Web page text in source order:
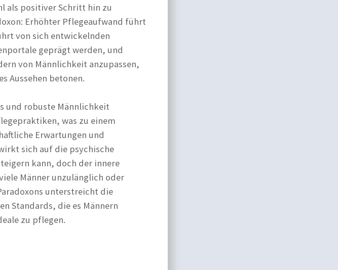
als positiver Schritt hin zu
Erhöhter Pflegeaufwand führt
von sich entwickelnden
geprägt werden, und
von Männlichkeit anzupassen,
Aussehen betonen.
und robuste Männlichkeit
was zu einem
Erwartungen und
sich auf die psychische
kann, doch der innere
Männer unzulänglich oder
unterstreicht die
Standards, die es Männern
zu pflegen.